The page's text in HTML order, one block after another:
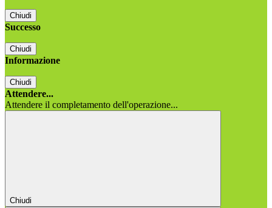
Chiudi
Successo
Chiudi
Informazione
Chiudi
Attendere...
Attendere il completamento dell'operazione...
Chiudi